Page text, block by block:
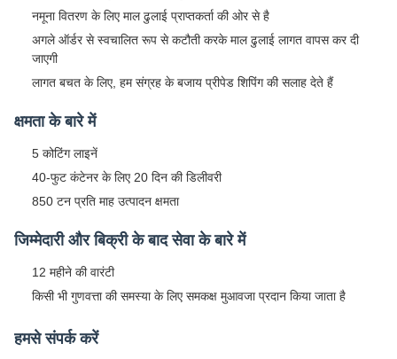
नमूना वितरण के लिए माल ढुलाई प्राप्तकर्ता की ओर से है
अगले ऑर्डर से स्वचालित रूप से कटौती करके माल ढुलाई लागत वापस कर दी
जाएगी
लागत बचत के लिए, हम संग्रह के बजाय प्रीपेड शिपिंग की सलाह देते हैं
क्षमता के बारे में
5 कोटिंग लाइनें
40-फुट कंटेनर के लिए 20 दिन की डिलीवरी
850 टन प्रति माह उत्पादन क्षमता
जिम्मेदारी और बिक्री के बाद सेवा के बारे में
12 महीने की वारंटी
किसी भी गुणवत्ता की समस्या के लिए समकक्ष मुआवजा प्रदान किया जाता है
हमसे संपर्क करें